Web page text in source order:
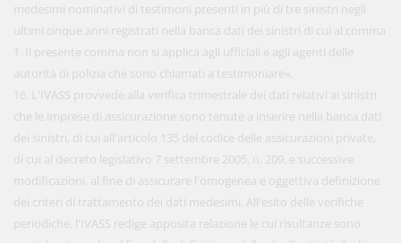
medesimi nominativi di testimoni presenti in più di tre sinistri negli
ultimi cinque anni registrati nella banca dati dei sinistri di cui al comma
1. Il presente comma non si applica agli ufficiali e agli agenti delle
autorità di polizia che sono chiamati a testimoniare».
16. L'IVASS provvede alla verifica trimestrale dei dati relativi ai sinistri
che le imprese di assicurazione sono tenute a inserire nella banca dati
dei sinistri, di cui all'articolo 135 del codice delle assicurazioni private,
di cui al decreto legislativo 7 settembre 2005, n. 209, e successive
modificazioni, al fine di assicurare l'omogenea e oggettiva definizione
dei criteri di trattamento dei dati medesimi. All'esito delle verifiche
periodiche, l'IVASS redige apposita relazione le cui risultanze sono